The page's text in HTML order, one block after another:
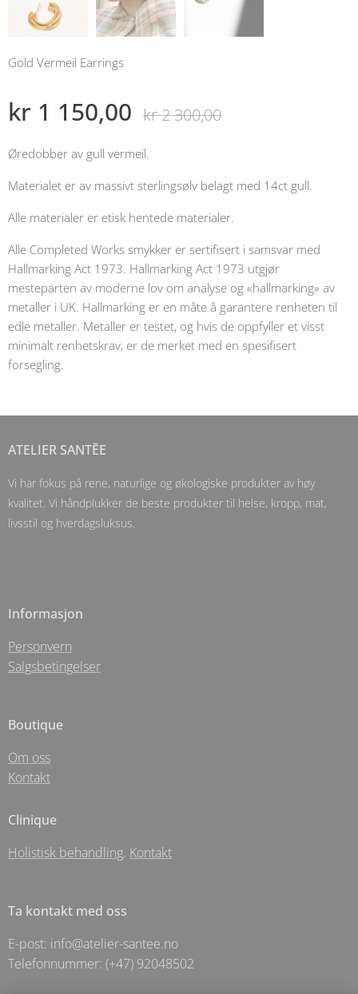
Gold Vermeil Earrings
kr 1 150,00 kr2 300,00
Øredobber av gull vermeil.
Materialet er av massivt sterlingsølv belagt med 14ct gull.
Alle materialer er etisk hentede materialer.
Alle Completed Works smykker er sertifisert i samsvar med
Hallmarking Act 1973. Hallmarking Act 1973 utgjør
mesteparten av moderne lov om analyse og «hallmarking» av
metaller i UK. Hallmarking er en måte å garantere renheten til
edle metaller. Metaller er testet, og hvis de oppfyller et visst
minimalt renhetskrav, er de merket med en spesifisert
forsegling.
ATELIER SANTĒE
Vi har fokus på rene, naturlige og økologiske produkter av høy
kvalitet. Vi håndplukker de beste produkter til helse, kropp, mat,
livsstil og hverdagsluksus.
Informasjon
Personvern
Salgsbetingelser
Boutique
Om oss
Kontakt
Clinique
Holistisk behandling. Kontakt
Ta kontakt med oss
E-post: info@atelier-santee.no
Telefonnummer: (+47) 92048502